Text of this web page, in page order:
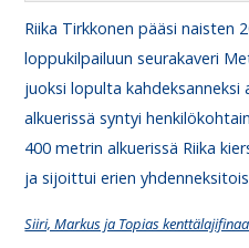
Riika Tirkkonen pääsi naisten
loppukilpailuun seurakaveri
juoksi lopulta kahdeksanneksi
alkuerissä syntyi
400 metrin alkuerissä Riika
ja sijoittui erien
Siiri, Markus ja Topias